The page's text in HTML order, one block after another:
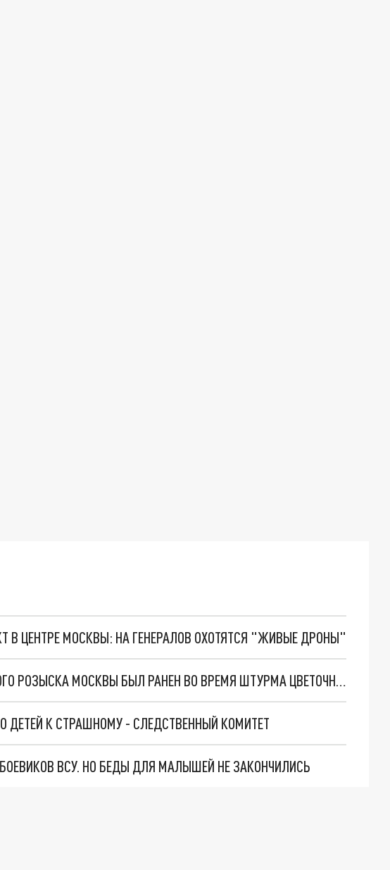
В ЦЕНТРЕ МОСКВЫ: НА ГЕНЕРАЛОВ ОХОТЯТСЯ "ЖИВЫЕ ДРОНЫ"
ГЛАВА УПРАВЛЕНИЯ УГОЛОВНОГО РОЗЫСКА МОСКВЫ БЫЛ РАНЕН ВО ВРЕМЯ ШТУРМА ЦВЕТОЧНОГО МАГАЗИНА
ДЕТЕЙ К СТРАШНОМУ - СЛЕДСТВЕННЫЙ КОМИТЕТ
ВСУ. НО БЕДЫ ДЛЯ МАЛЫШЕЙ НЕ ЗАКОНЧИЛИСЬ